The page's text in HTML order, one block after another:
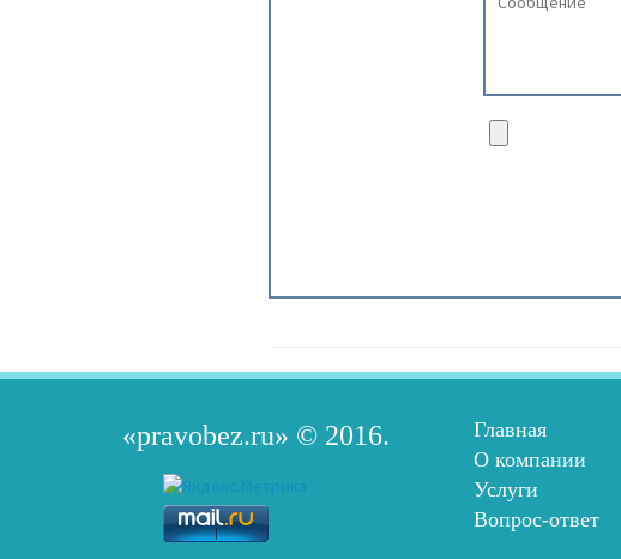
«pravobez.ru» © 2016.
Главная
О компании
Услуги
Вопрос-ответ